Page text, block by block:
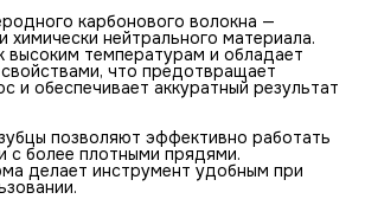
карбонового волокна —
химически нейтрального материала.
высоким температурам и обладает
что предотвращает
и обеспечивает аккуратный результат
позволяют эффективно работать
с более плотными прядями.
делает инструмент удобным при